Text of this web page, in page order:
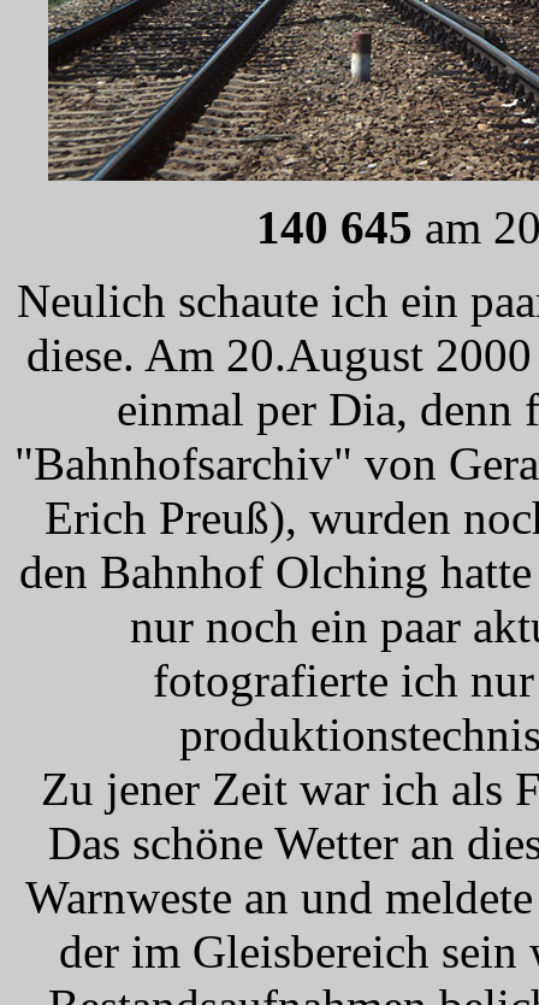
140 645 am
Neulich schaute ich ein
diese. Am 20.August
einmal per Dia,
"Bahnhofsarchiv" von
Erich Preuß), wurden
den Bahnhof Olching
nur noch ein paar
fotografierte ich
Zu jener Zeit war ich als
Das schöne Wetter an
Warnweste an und
der im Gleisbereich